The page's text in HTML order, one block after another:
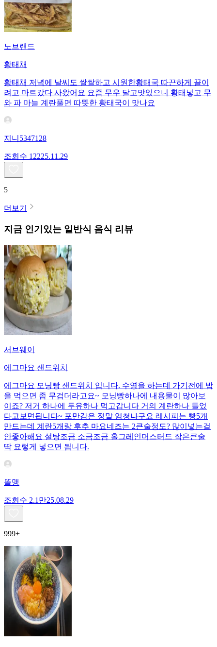
노브랜드
황태채
황태채 저녁에 날씨도 쌀쌀하고 시원한황태국 따끈하게 끌이
려고 마트갔다 사왔어요 요즘 무우 달고맛있으니 황태넣고 무
와 파 마늘 계란풀면 따뜻한 황태국이 맛나요
지니5347128
조회수 12225.11.29
5
더보기
지금 인기있는 일반식 음식 리뷰
서브웨이
에그마요 샌드위치
에그마요 모닝빵 샌드위치 입니다. 수영을 하는데 가기전에 밥
을 먹으면 좀 무겁더라고요~ 모닝빵하나에 내용물이 많아보
이죠? 저거 하나에 두유하나 먹고갑니다 거의 계란하나 들었
다고보면됩니다~ 포만감은 정말 엄청나구요 레시피는 빵5개
만드는데 계란5개랑 후추 마요네즈는 2큰술정도? 많이넣는걸
안좋아해요 설탕조금 소금조금 홀그레인머스터드 작은큰술
딱 요렇게 넣으면 됩니다.
똘맹
조회수 2.1만25.08.29
999+